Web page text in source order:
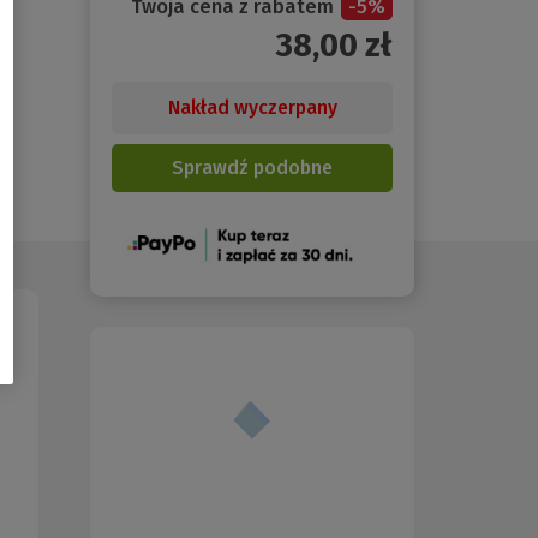
Twoja cena z rabatem -5%
38,00 zł
Nakład wyczerpany
Sprawdź podobne
(Nowe